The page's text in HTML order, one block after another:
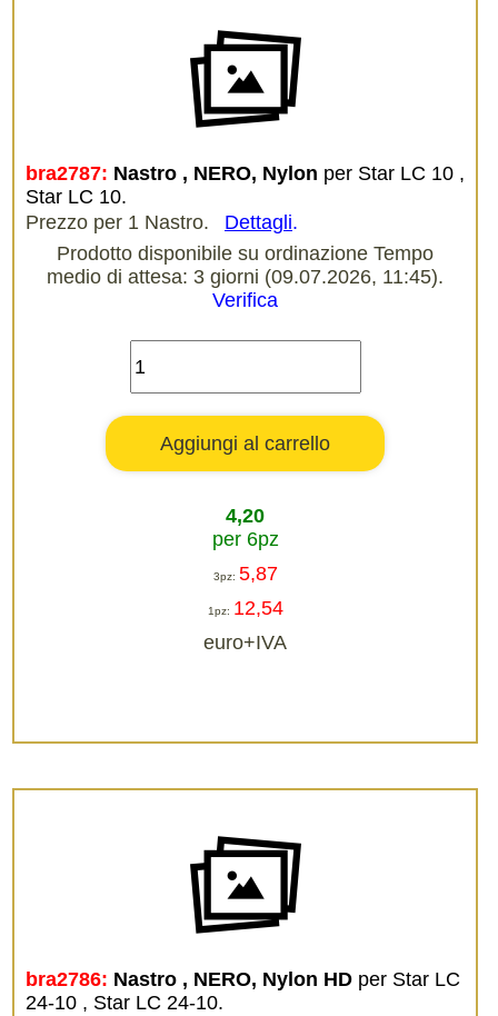
bra2787: Nastro , NERO, Nylon per Star LC 10 ,
Star LC 10.
Prezzo per 1 Nastro.
Dettagli.
Prodotto disponibile su ordinazione Tempo
medio di attesa: 3 giorni (09.07.2026, 11:45).
Verifica
4,20
per 6pz
3pz: 5,87
1pz: 12,54
euro+IVA
bra2786: Nastro , NERO, Nylon HD per Star LC
24-10 , Star LC 24-10.